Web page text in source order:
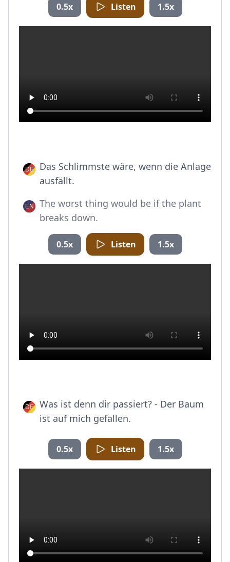
0.5x Listen 1.5x
Das Schlimmste wäre, wenn die Anlage
ausfällt.
The worst thing would be if the plant
breaks down.
0.5x Listen 1.5x
Was ist denn dir passiert? - Der Baum
ist auf mich gefallen.
0.5x Listen 1.5x